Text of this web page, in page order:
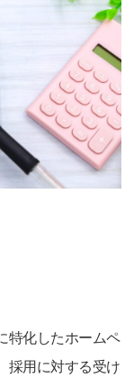
特化したホームペ
採用に対する受け